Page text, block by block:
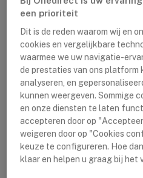
Nieuwste artikelen
Logitech
een prioriteit
Dit is de reden waarom wij en
cookies en vergelijkbare
waarmee we uw navigatie-
de prestaties van ons platform
analyseren, en
kunnen weergeven. Sommige
en onze diensten te laten
accepteren door op
weigeren door op "Cookies
keuze te configureren. Hoe
klaar en helpen u graag bij het